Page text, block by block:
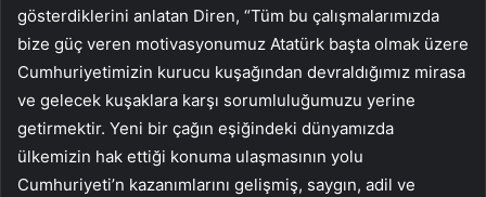
gösterdiklerini anlatan Diren, “Tüm bu çalışmalarımızda
bize güç veren motivasyonumuz Atatürk başta olmak üzere
Cumhuriyetimizin kurucu kuşağından devraldığımız mirasa
ve gelecek kuşaklara karşı sorumluluğumuzu yerine
getirmektir. Yeni bir çağın eşiğindeki dünyamızda
ülkemizin hak ettiği konuma ulaşmasının yolu
Cumhuriyeti’n kazanımlarını gelişmiş, saygın, adil ve